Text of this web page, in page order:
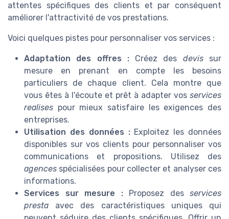
attentes spécifiques des clients et par conséquent
améliorer l'attractivité de vos prestations.
Voici quelques pistes pour personnaliser vos services :
Adaptation des offres :Créez des devissur
mesure en prenant en compte les besoins
particuliers de chaque client. Cela montre que
vous êtes à l'écoute et prêt à adapter vos services
realises pour mieux satisfaire les exigences des
entreprises.
Utilisation des données :Exploitez les données
disponibles sur vos clients pour personnaliser vos
communications et propositions. Utilisez des
agences spécialisées pour collecter et analyser ces
informations.
Services sur mesure :Proposez des services
presta avec des caractéristiques uniques qui